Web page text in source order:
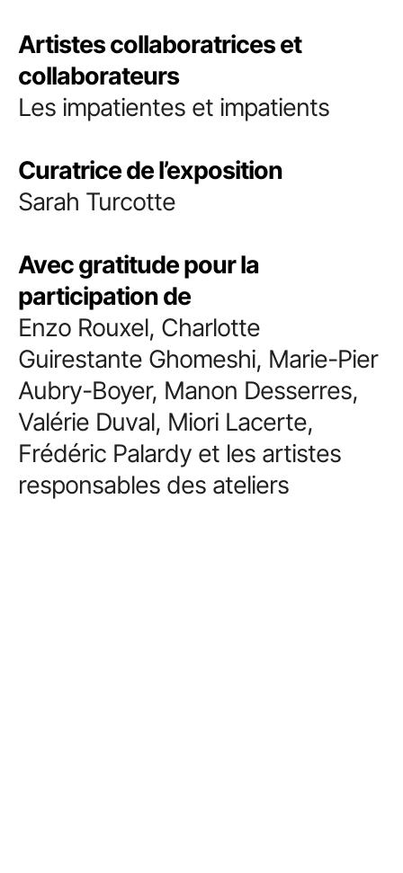
Artistes collaboratrices et
collaborateurs
Les impatientes et impatients
Curatrice de l’exposition
Sarah Turcotte
Avec gratitude pour la
participation de
Enzo Rouxel, Charlotte
Guirestante Ghomeshi, Marie-Pier
Aubry-Boyer, Manon Desserres,
Valérie Duval, Miori Lacerte,
Frédéric Palardy et les artistes
responsables des ateliers